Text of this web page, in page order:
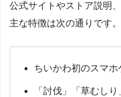
公式サイトやストア説明
主な特徴は次の通りです。
ちいかわ初のスマホ
「討伐」「草むし